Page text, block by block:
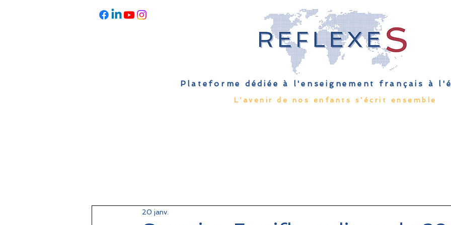
Plateforme dédiée à l'enseignement français à
L'avenir de nos enfants s'écrit ensemble
20 janv.